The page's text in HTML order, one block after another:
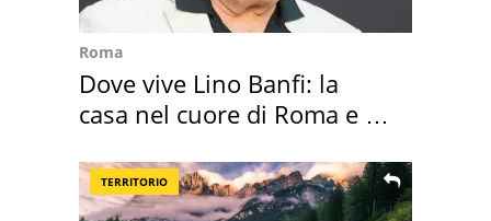
Roma
Dove vive Lino Banfi: la
casa nel cuore di Roma e i
TERRITORIO